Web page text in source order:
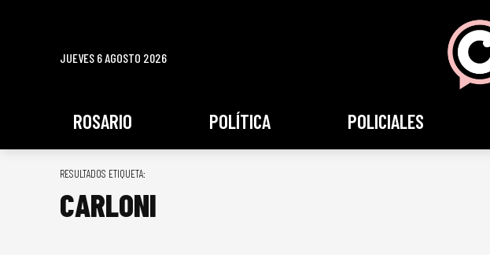
JUEVES 6 AGOSTO 2026
ROSARIO POLÍTICA POLICIALES
RESULTADOS ETIQUETA:
CARLONI